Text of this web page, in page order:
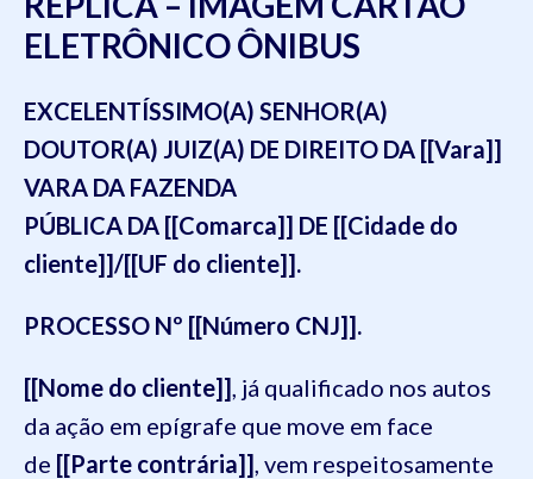
ELETRÔNICO ÔNIBUS
EXCELENTÍSSIMO(A) SENHOR(A)
DOUTOR(A) JUIZ(A) DE DIREITO DA [[Vara]]
VARA DA FAZENDA
PÚBLICA DA [[Comarca]] DE [[Cidade do
cliente]]/[[UF do cliente]].
PROCESSO Nº [[Número CNJ]].
[[Nome do cliente]] , já qualificado nos autos
da ação em epígrafe que move em face
de [[Parte contrária]] , vem respeitosamente